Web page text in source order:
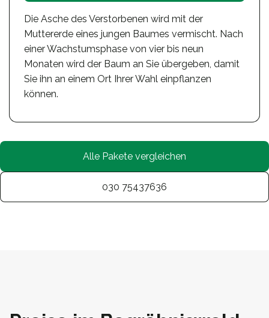
Die Asche des Verstorbenen wird mit der
Muttererde eines jungen Baumes vermischt. Nach
einer Wachstumsphase von vier bis neun
Monaten wird der Baum an Sie übergeben, damit
Sie ihn an einem Ort Ihrer Wahl einpflanzen
können.
Alle Pakete vergleichen
030 75437636